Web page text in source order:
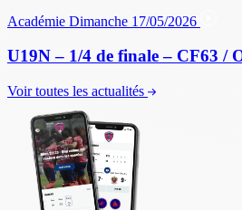
Académie Dimanche 17/05/2026
U19N – 1/4 de finale – CF63 /
Voir toutes les actualités